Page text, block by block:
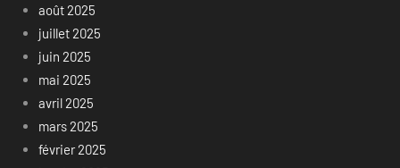
août 2025
juillet 2025
juin 2025
mai 2025
avril 2025
mars 2025
février 2025